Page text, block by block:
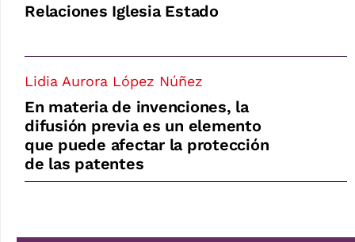
Relaciones Iglesia Estado
Lidia Aurora López Núñez
En materia de invenciones, la
difusión previa es un elemento
que puede afectar la protección
de las patentes